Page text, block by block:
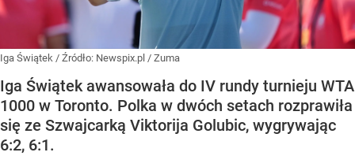
Iga Świątek / Źródło: Newspix.pl / Zuma
Iga Świątek awansowała do IV rundy turnieju WTA
1000 w Toronto. Polka w dwóch setach rozprawiła
się ze Szwajcarką Viktorija Golubic, wygrywając
6:2, 6:1.